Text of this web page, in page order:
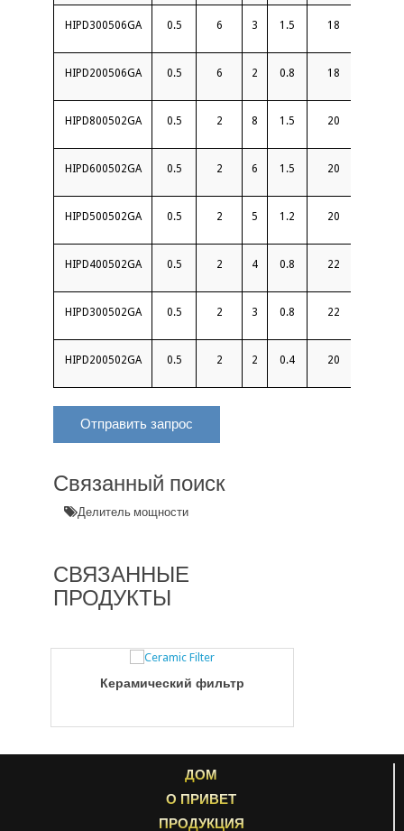
HIPD300506GA 0.5 6 3 1.5 18
HIPD200506GA 0.5 6 2 0.8 18
HIPD800502GA 0.5 2 8 1.5 20
HIPD600502GA 0.5 2 6 1.5 20
HIPD500502GA 0.5 2 5 1.2 20
HIPD400502GA 0.5 2 4 0.8 22
HIPD300502GA 0.5 2 3 0.8 22
HIPD200502GA 0.5 2 2 0.4 20
Отправить запрос
Связанный поиск
Делитель мощности
СВЯЗАННЫЕ
ПРОДУКТЫ
Керамический фильтр
ДОМ
О ПРИВЕТ
ПРОДУКЦИЯ